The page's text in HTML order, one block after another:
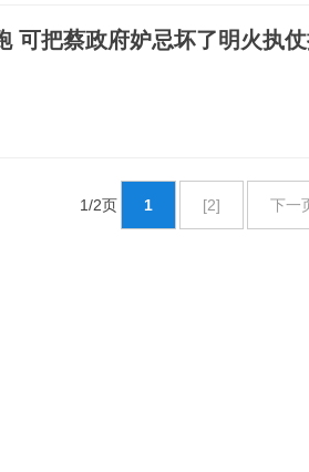
可把蔡政府妒忌坏了明火执
1/2页 1 [2] 下一